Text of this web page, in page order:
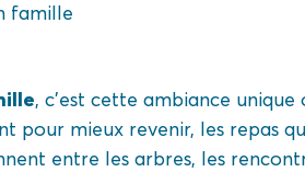
famille
, c’est cette ambiance
pour mieux revenir, les repas
entre les arbres, les